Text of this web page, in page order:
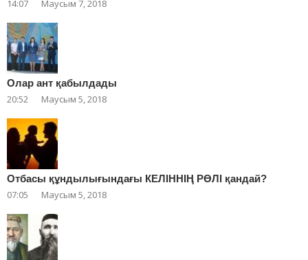
14:07 Маусым 7, 2018
Олар ант қабылдады
20:52 Маусым 5, 2018
Отбасы құндылығындағы КЕЛІННІҢ РӨЛІ қандай?
07:05 Маусым 5, 2018